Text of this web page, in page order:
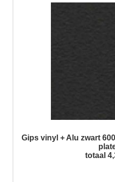
Gips vinyl + Alu zwart
totaal